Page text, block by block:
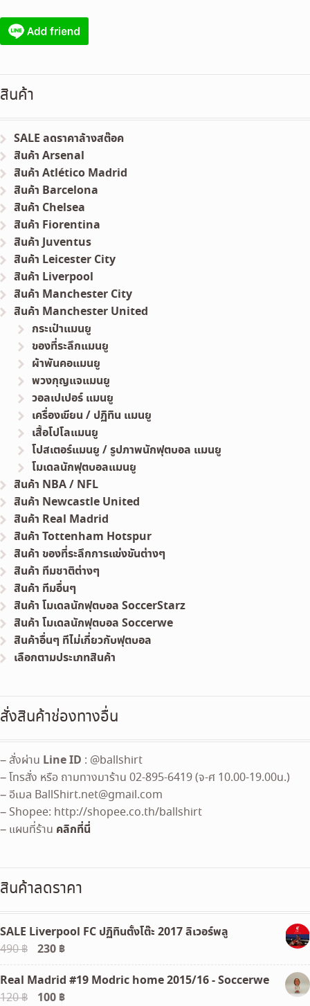
สินค้า
SALE ลดราคาล้างสต๊อค
สินค้า Arsenal
สินค้า Atlético Madrid
สินค้า Barcelona
สินค้า Chelsea
สินค้า Fiorentina
สินค้า Juventus
สินค้า Leicester City
สินค้า Liverpool
สินค้า Manchester City
สินค้า Manchester United
กระเป๋าแมนยู
ของที่ระลึกแมนยู
ผ้าพันคอแมนยู
พวงกุญแจแมนยู
วอลเปเปอร์ แมนยู
เครื่องเขียน / ปฏิทิน แมนยู
เสื้อโปโลแมนยู
โปสเตอร์แมนยู / รูปภาพนักฟุตบอล แมนยู
โมเดลนักฟุตบอลแมนยู
สินค้า NBA / NFL
สินค้า Newcastle United
สินค้า Real Madrid
สินค้า Tottenham Hotspur
สินค้า ของที่ระลึกการแข่งขันต่างๆ
สินค้า ทีมชาติต่างๆ
สินค้า ทีมอื่นๆ
สินค้า โมเดลนักฟุตบอล SoccerStarz
สินค้า โมเดลนักฟุตบอล Soccerwe
สินค้าอื่นๆ ทีไม่เกี่ยวกับฟุตบอล
เลือกตามประเภทสินค้า
สั่งสินค้าช่องทางอื่น
– สั่งผ่าน Line ID : @ballshirt
– โทรสั่ง หรือ ถามทางมาร้าน 02-895-6419 (จ-ศ 10.00-19.00น.)
– อีเมล BallShirt.net@gmail.com
– Shopee: http://shopee.co.th/ballshirt
– แผนที่ร้าน คลิกที่นี่
สินค้าลดราคา
SALE Liverpool FC ปฏิทินตั้งโต๊ะ 2017 ลิเวอร์พลู
490฿
Original
price
was:
490 ฿.
230 ฿Current
price
is:
230 ฿.
Real Madrid #19 Modric home 2015/16 - Soccerwe
120฿ Original
100 ฿Current